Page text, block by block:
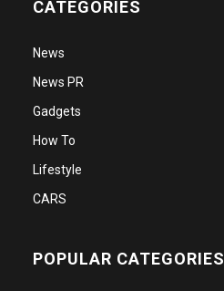
CATEGORIES
News
News PR
Gadgets
How To
Lifestyle
CARS
POPULAR CATEGORIES